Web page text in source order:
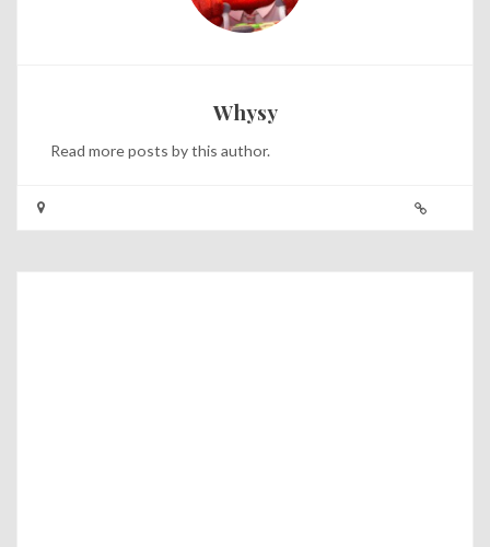
Whysy
Read more posts by this author.